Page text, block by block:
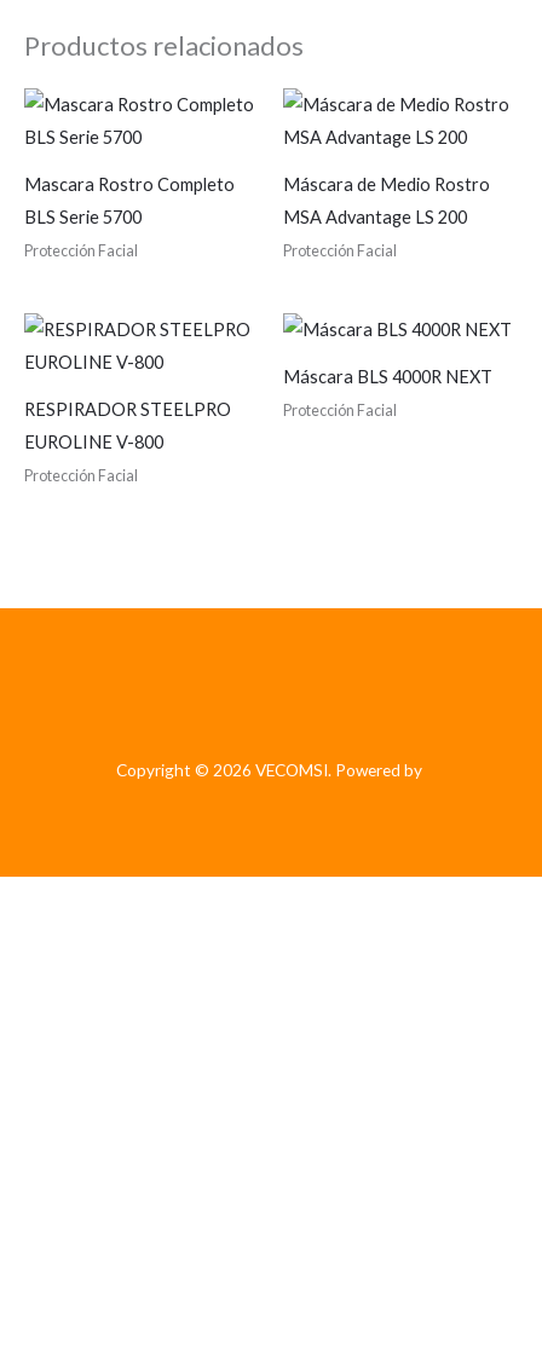
Productos relacionados
Mascara Rostro Completo
BLS Serie 5700
Protección Facial
Máscara de Medio Rostro
MSA Advantage LS 200
Protección Facial
RESPIRADOR STEELPRO
EUROLINE V-800
Protección Facial
Máscara BLS 4000R NEXT
Protección Facial
Copyright © 2026 VECOMSI. Powered by